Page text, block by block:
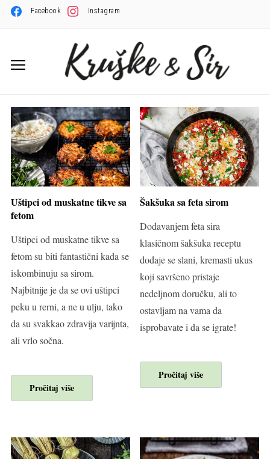
Facebook Instagram
Uštipci od muskatne tikve sa
fetom
Uštipci od muskatne tikve sa
fetom su biti fantastični kada se
iskombinuju sa sirom.
Najbitnije je da se ovi uštipci
peku u rerni, a ne u ulju, tako
da su svakkao zdravija varijnta,
ali vrlo sočna.
Pročitaj više
Šakšuka sa feta sirom
Dodavanjem feta sira
klasičnom šakšuka receptu
dodaje se slani, kremasti ukus
koji savršeno pristaje
nedeljnom doručku, ali to
ostavljam na vama da
isprobavate i da se igrate!
Pročitaj više